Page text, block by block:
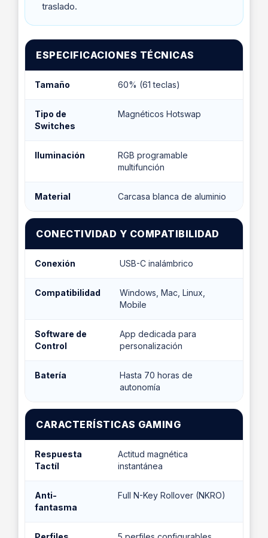
traslado.
ESPECIFICACIONES TÉCNICAS
Tamaño 60% (61 teclas)
Tipo de
Switches
Magnéticos Hotswap
Iluminación
RGB programable
multifunción
Material Carcasa blanca de aluminio
CONECTIVIDAD Y COMPATIBILIDAD
Conexión USB-C inalámbrico
Compatibilidad
Windows, Mac, Linux,
Mobile
Software de
Control
App dedicada para
personalización
Batería
Hasta 70 horas de
autonomía
CARACTERÍSTICAS GAMING
Respuesta
Tactíl
Actitud magnética
instantánea
Anti-
fantasma
Full N-Key Rollover (NKRO)